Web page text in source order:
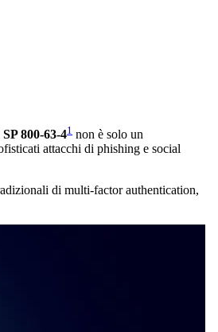
800-63-41 non è solo un
attacchi di phishing e social
di multi-factor authentication,